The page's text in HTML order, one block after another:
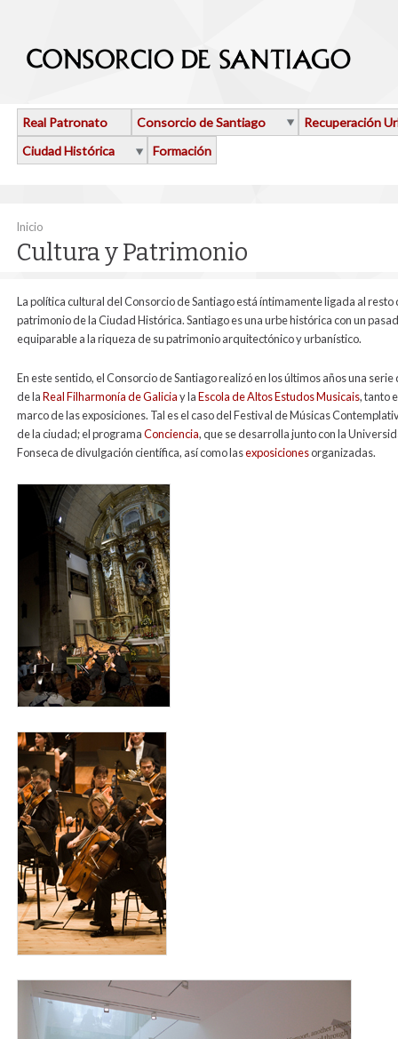
Real Patronato Consorcio de Santiago
Recuperación
Ciudad Histórica
Formación
Se encuentra usted aquí
Inicio
Cultura y Patrimonio
La política cultural del Consorcio de Santiago está íntimamente ligada al
patrimonio de la Ciudad Histórica. Santiago es una urbe histórica con un
equiparable a la riqueza de su patrimonio arquitectónico y urbanístico.
En este sentido, el Consorcio de Santiago realizó en los últimos años una
de laReal Filharmonía de Galiciay laEscola de Altos Estudos Musicais, tanto
marco de las exposiciones. Tal es el caso del Festival de Músicas
de la ciudad; el programaConciencia, que se desarrolla junto con la
Fonseca de divulgación científica, así como lasexposicionesorganizadas.
fmc2006_para_web.jpg
rfg_para_web_1.jpg
museo7_para_web.jpg